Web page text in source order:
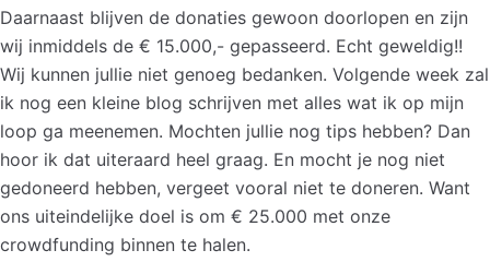
Daarnaast blijven de donaties gewoon doorlopen en zijn
wij inmiddels de € 15.000,- gepasseerd. Echt geweldig!!
Wij kunnen jullie niet genoeg bedanken. Volgende week zal
ik nog een kleine blog schrijven met alles wat ik op mijn
loop ga meenemen. Mochten jullie nog tips hebben? Dan
hoor ik dat uiteraard heel graag. En mocht je nog niet
gedoneerd hebben, vergeet vooral niet te doneren. Want
ons uiteindelijke doel is om € 25.000 met onze
crowdfunding binnen te halen.